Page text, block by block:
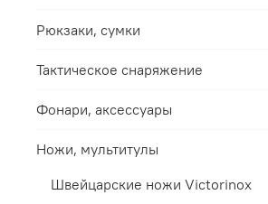
Рюкзаки, сумки
Тактическое снаряжение
Фонари, аксессуары
Ножи, мультитулы
Швейцарские ножи Victorinox